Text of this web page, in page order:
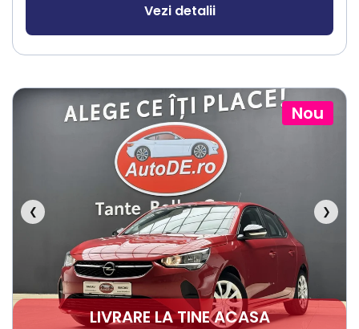
Vezi detalii
Nou
❮ ❯
LIVRARE LA TINE ACASA